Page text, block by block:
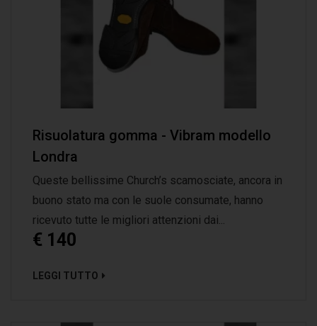
Risuolatura gomma - Vibram modello
Londra
Queste bellissime Church’s scamosciate, ancora in
buono stato ma con le suole consumate, hanno
ricevuto tutte le migliori attenzioni dai...
€ 140
LEGGI TUTTO